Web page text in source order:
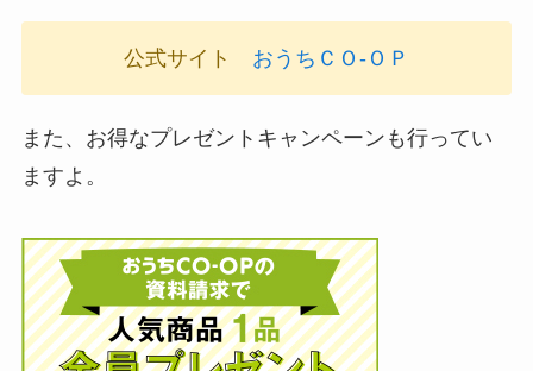
公式サイト おうちＣＯ-ＯＰ
また、お得なプレゼントキャンペーンも行ってい
ますよ。